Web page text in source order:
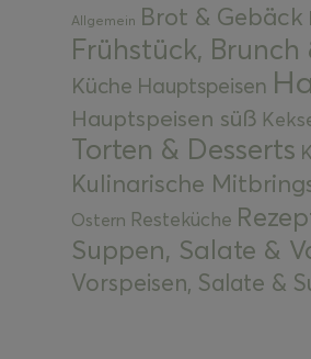
Allgemein Brot & Gebäck
Frühstück, Brunch
Küche Hauptspeisen
Hauptspeisen süß
Torten & Desserts
Kulinarische
Ostern Resteküche
Suppen, Salate &
Vorspeisen, Salate &